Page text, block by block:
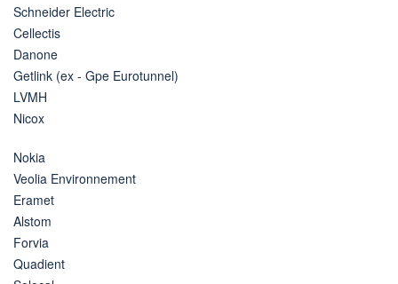
Schneider Electric
Cellectis
Danone
Getlink (ex - Gpe Eurotunnel)
LVMH
Nicox
Nokia
Veolia Environnement
Eramet
Alstom
Forvia
Quadient